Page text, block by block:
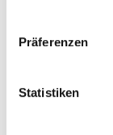
Präferenzen
Statistiken
Ministerien
Durchführung